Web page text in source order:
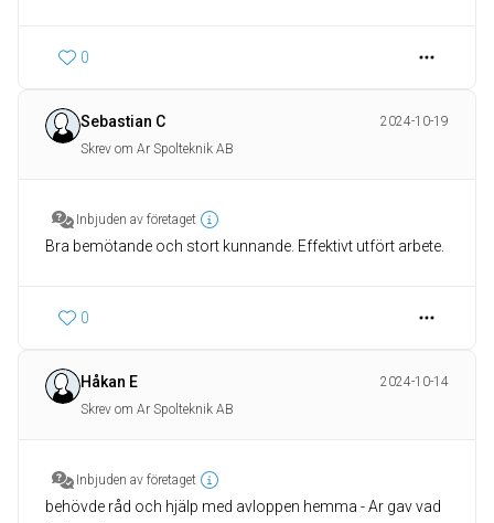
0
Sebastian C
2024-10-19
Skrev om Ar Spolteknik AB
Inbjuden av företaget
Bra bemötande och stort kunnande. Effektivt utfört arbete.
0
Håkan E
2024-10-14
Skrev om Ar Spolteknik AB
Inbjuden av företaget
behövde råd och hjälp med avloppen hemma - Ar gav vad